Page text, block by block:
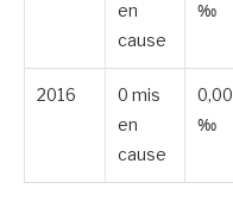
en
cause
‰
2016
0 mis
en
cause
0,00
‰